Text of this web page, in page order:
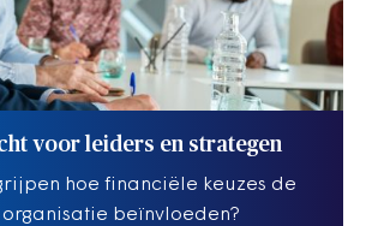
voor leiders en strategen
hoe financiële keuzes de
beïnvloeden?